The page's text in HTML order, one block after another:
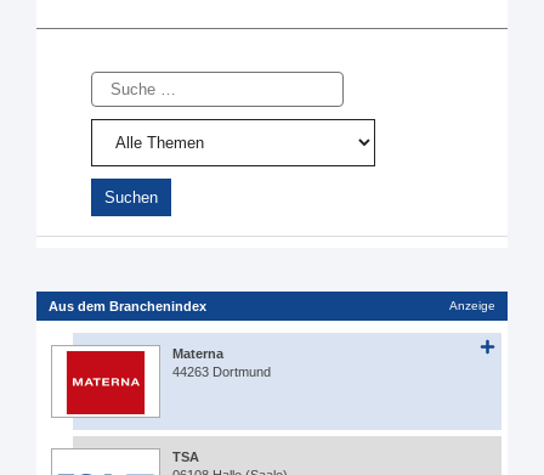
Suche
Aus dem Branchenindex Anzeige
Materna
44263 Dortmund
TSA